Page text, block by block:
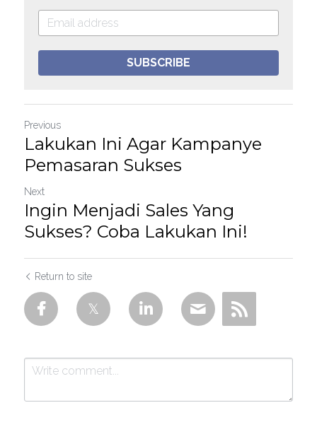
SUBSCRIBE
Previous
Lakukan Ini Agar Kampanye
Pemasaran Sukses
Next
Ingin Menjadi Sales Yang
Sukses? Coba Lakukan Ini!
Return to site